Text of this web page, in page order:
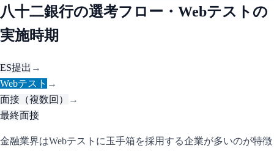
八十二銀行の選考フロー・Webテストの
実施時期
ES提出 →
Webテスト →
面接（複数回）
→
最終面接
金融業界はWebテストに玉手箱を採用する企業が多いのが特徴